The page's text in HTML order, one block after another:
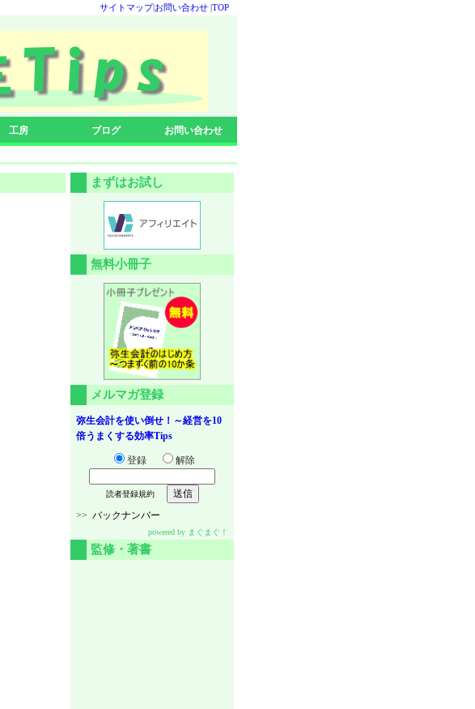
サイトマップ|お問い合わせ |TOP
工房 ブログ お問い合わせ
まずはお試し
無料小冊子
メルマガ登録
弥生会計を使い倒せ！～経営を10
倍うまくする効率Tips
登録 解除
読者登録規約
>> バックナンバー
powered by まぐまぐ！
監修・著書